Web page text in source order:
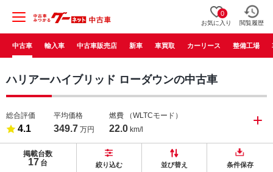
0
お気に入り 閲覧履歴
中古車 輸入車 中古車販売店 新車 車買取 カーリース 整備工場
ハリアーハイブリッド ローダウンの中古車
総合評価
4.1
平均価格
349.7 万円
燃費 （WLTCモード）
22.0 km/l
掲載台数
17 台 絞り込む 並び替え 条件保存